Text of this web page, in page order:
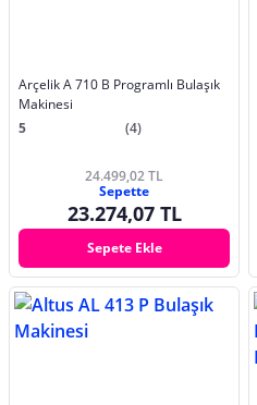
Arçelik A 710 B Programlı Bulaşık
Makinesi
5
(4)
24.499,02 TL
Sepette
23.274,07 TL
Sepete Ekle